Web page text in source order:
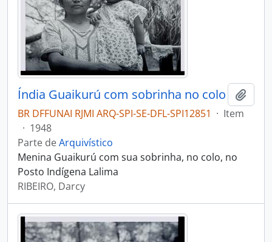
Índia Guaikurú com sobrinha no colo
BR DFFUNAI RJMI ARQ-SPI-SE-DFL-SPI12851 · Item
· 1948
Parte deArquivístico
Menina Guaikurú com sua sobrinha, no colo, no
Posto Indígena Lalima
RIBEIRO, Darcy